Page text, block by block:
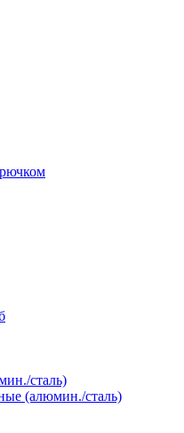
сталь)
(алюмин./сталь)